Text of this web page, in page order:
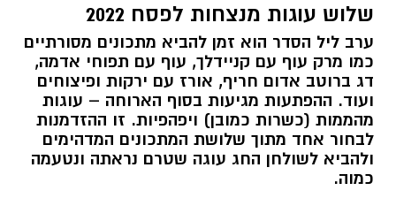
שלוש עוגות מנצחות לפסח 2022
ערב ליל הסדר הוא זמן להביא מתכונים מסורתיים
כמו מרק עוף עם קניידלך, עוף עם תפוחי אדמה,
דג ברוטב אדום חריף, אורז עם ירקות ופיצוחים
ועוד. ההפתעות מגיעות בסוף הארוחה – עוגות
מהממות (כשרות כמובן) ויפהפיות. זו ההזדמנות
לבחור אחד מתוך שלושת המתכונים המדהימים
ולהביא לשולחן החג עוגה שטרם נראתה ונטעמה
כמוה.